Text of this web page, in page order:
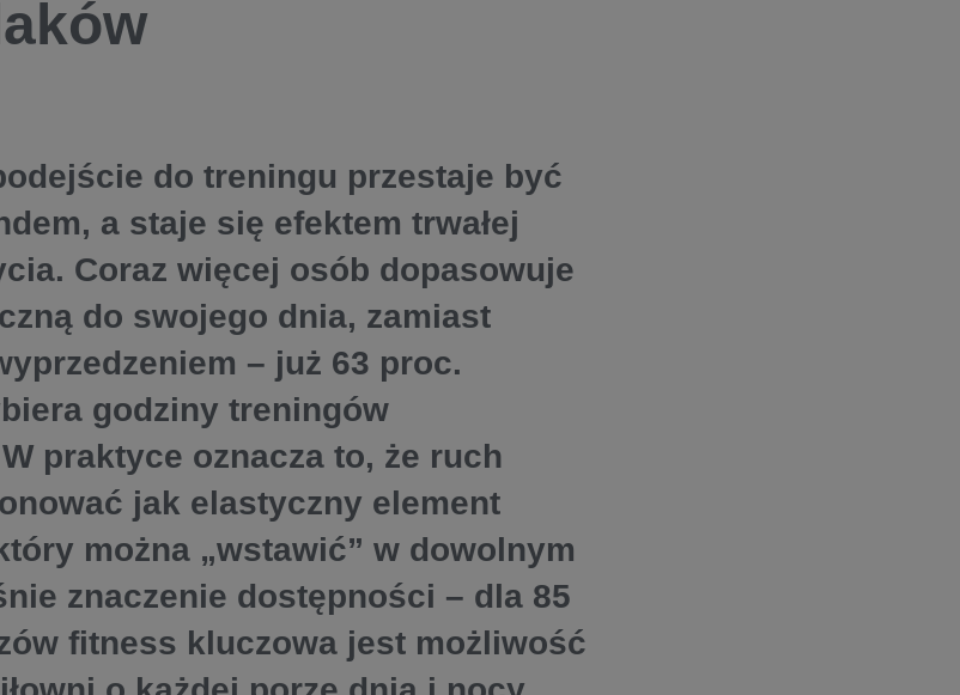
do treningu przestaje być
a staje się efektem trwałej
Coraz więcej osób dopasowuje
do swojego dnia, zamiast
– już 63 proc.
godziny treningów
praktyce oznacza to, że ruch
jak elastyczny element
można „wstawić” w dowolnym
znaczenie dostępności – dla 85
fitness kluczowa jest możliwość